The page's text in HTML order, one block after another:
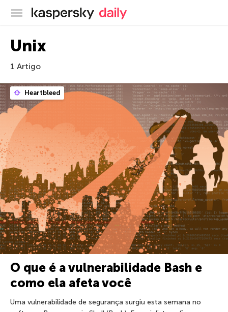
Blog oficial da Kaspersky
Unix
1 Artigo
Heartbleed
O que é a vulnerabilidade Bash e
como ela afeta você
Uma vulnerabilidade de segurança surgiu esta semana no